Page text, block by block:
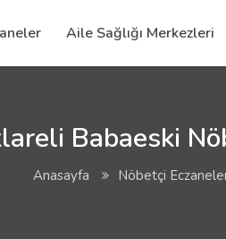
Aile Sağlığı Merkezleri
Babaeski
Anasayfa Nöbetçi